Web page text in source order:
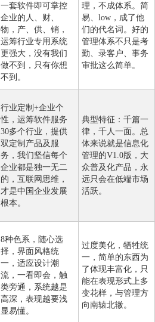
一套软件即可掌控
企业的人、财、
物，产、供、销，
运筹行业专用系统
更强大，没有我们
做不到，只有你想
不到。
理，不成体系。简
易、low，成了他
们的代名词。好的
管理体系不只是考
勤、录客户、事务
审批这么简单。
行业定制+企业个
性，运筹软件服务
30多个行业，提供
双定制产品及服
务，我们坚信每个
企业都是独一无二
的，互联网思维，
才是中国企业发展
根本。
典型特征：千篇一
律，千人一面。总
体来说就是信息化
管理的V1.0版，大
众普及化产品，永
远只会在低端市场
活跃。
8种色系，随心选
择，界面风格统
一，适应设计潮
流，一看即会，触
类旁通，系统越是
高深，表现越要浅
显易懂。
过度美化，牺牲统
一，简单的东西为
了体现丰富化，只
能在表现形式上多
变花样，与管理方
向南辕北辙。